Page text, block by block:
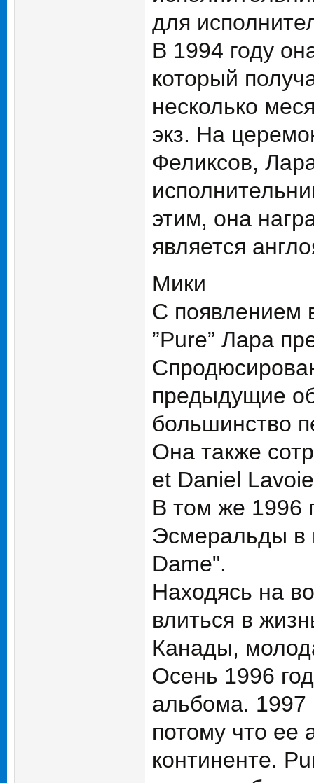
для
В 1994 году
который
несколько
экз. На
Феликсов,
этим, она
является
Мики
С появлением
”Pure” Лара
предыдущие
большинство
Она также
et Daniel
В том же 1996
Эсмеральды в
Dame".
Находясь на
влиться в
Канады,
Осень 1996
альбома. 1997
потому что ее
континенте.